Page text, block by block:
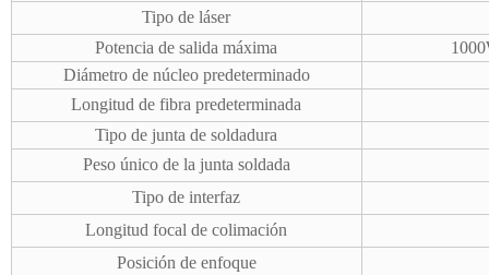
Tipo de láser
Potencia de salida máxima
Diámetro de núcleo predeterminado
Longitud de fibra predeterminada
Tipo de junta de soldadura
Peso único de la junta soldada
Tipo de interfaz
Longitud focal de colimación
Posición de enfoque